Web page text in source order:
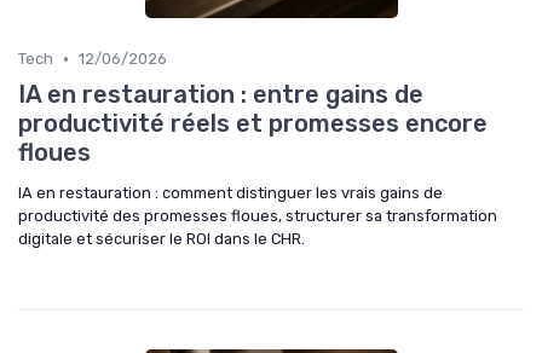
Tech • 12/06/2026
IA en restauration : entre gains de
productivité réels et promesses encore
floues
IA en restauration : comment distinguer les vrais gains de
productivité des promesses floues, structurer sa transformation
digitale et sécuriser le ROI dans le CHR.